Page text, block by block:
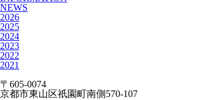
NEWS
2026
2025
2024
2023
2022
2021
〒605-0074
京都市東山区祇園町南側570-107